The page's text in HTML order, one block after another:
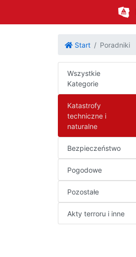
Start Poradniki
Wszystkie
Kategorie
Katastrofy
techniczne i
naturalne
Bezpieczeństwo
Pogodowe
Pozostałe
Akty terroru i inne